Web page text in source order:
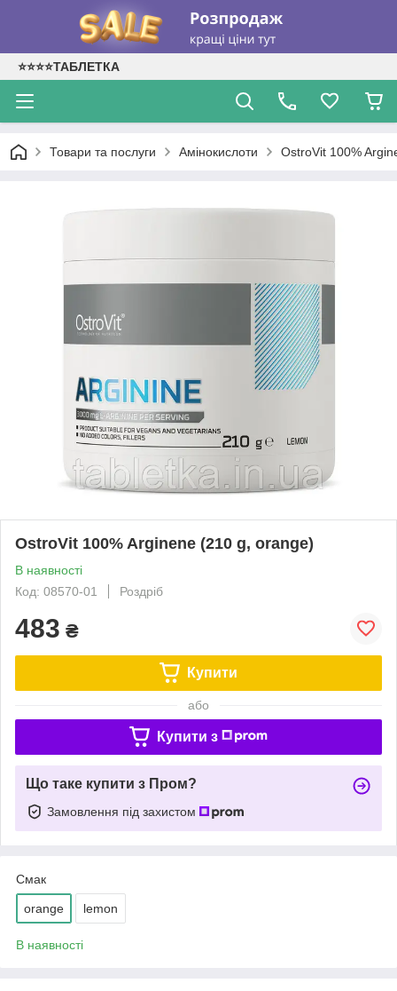
⭐⭐⭐⭐ТАБЛЕТКА
Товари та послуги Амінокислоти OstroVit 100%
OstroVit 100% Arginene (210 g, orange)
В наявності
Код: 08570-01
Роздріб
483 ₴
Купити
або
Купити з
Що таке купити з Пром?
Замовлення під захистом
Смак
orange lemon
В наявності